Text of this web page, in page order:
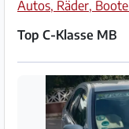
FAQ
Autos, Räder, Boote
Top C-Klasse MB